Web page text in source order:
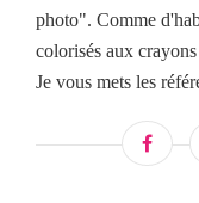
photo". Comme
colorisés aux
Je vous mets les